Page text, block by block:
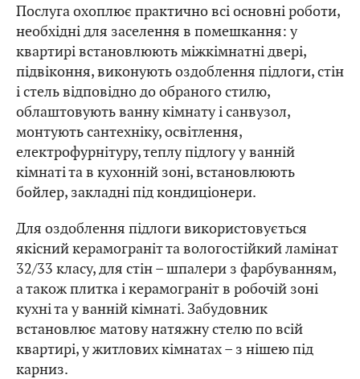
Послуга охоплює практично всі основні роботи,
необхідні для заселення в помешкання: у
квартирі встановлюють міжкімнатні двері,
підвіконня, виконують оздоблення підлоги, стін
і стель відповідно до обраного стилю,
облаштовують ванну кімнату і санвузол,
монтують сантехніку, освітлення,
електрофурнітуру, теплу підлогу у ванній
кімнаті та в кухонній зоні, встановлюють
бойлер, закладні під кондиціонери.
Для оздоблення підлоги використовується
якісний керамограніт та вологостійкий ламінат
32/33 класу, для стін – шпалери з фарбуванням,
а також плитка і керамограніт в робочій зоні
кухні та у ванній кімнаті. Забудовник
встановлює матову натяжну стелю по всій
квартирі, у житлових кімнатах – з нішею під
карниз.